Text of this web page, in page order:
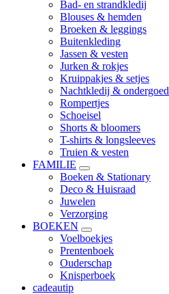
Bad- en strandkledij
Blouses & hemden
Broeken & leggings
Buitenkleding
Jassen & vesten
Jurken & rokjes
Kruippakjes & setjes
Nachtkledij & ondergoed
Rompertjes
Schoeisel
Shorts & bloomers
T-shirts & longsleeves
Truien & vesten
FAMILIE
Boeken & Stationary
Deco & Huisraad
Juwelen
Verzorging
BOEKEN
Voelboekjes
Prentenboek
Ouderschap
Knisperboek
cadeautip